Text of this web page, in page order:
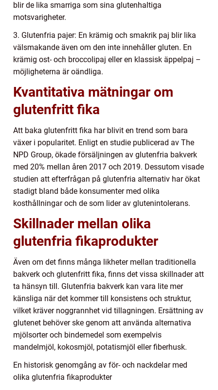
blir de lika smarriga som sina glutenhaltiga
motsvarigheter.
3. Glutenfria pajer: En krämig och smakrik paj blir lika
välsmakande även om den inte innehåller gluten. En
krämig ost- och broccolipaj eller en klassisk äppelpaj –
möjligheterna är oändliga.
Kvantitativa mätningar om
glutenfritt fika
Att baka glutenfritt fika har blivit en trend som bara
växer i popularitet. Enligt en studie publicerad av The
NPD Group, ökade försäljningen av glutenfria bakverk
med 20% mellan åren 2017 och 2019. Dessutom visade
studien att efterfrågan på glutenfria alternativ har ökat
stadigt bland både konsumenter med olika
kosthållningar och de som lider av glutenintolerans.
Skillnader mellan olika
glutenfria fikaprodukter
Även om det finns många likheter mellan traditionella
bakverk och glutenfritt fika, finns det vissa skillnader att
ta hänsyn till. Glutenfria bakverk kan vara lite mer
känsliga när det kommer till konsistens och struktur,
vilket kräver noggrannhet vid tillagningen. Ersättning av
glutenet behöver ske genom att använda alternativa
mjölsorter och bindemedel som exempelvis
mandelmjöl, kokosmjöl, potatismjöl eller fiberhusk.
En historisk genomgång av för- och nackdelar med
olika glutenfria fikaprodukter